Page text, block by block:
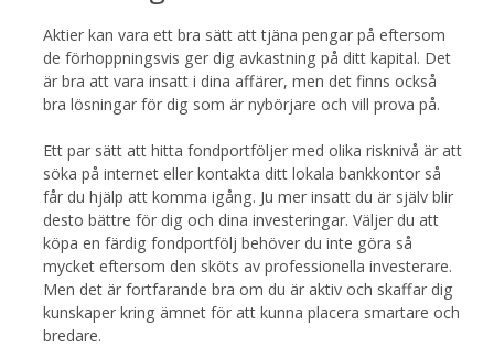
Aktier kan vara ett bra sätt att tjäna pengar på eftersom
de förhoppningsvis ger dig avkastning på ditt kapital. Det
är bra att vara insatt i dina affärer, men det finns också
bra lösningar för dig som är nybörjare och vill prova på.
Ett par sätt att hitta fondportföljer med olika risknivå är att
söka på internet eller kontakta ditt lokala bankkontor så
får du hjälp att komma igång. Ju mer insatt du är själv blir
desto bättre för dig och dina investeringar. Väljer du att
köpa en färdig fondportfölj behöver du inte göra så
mycket eftersom den sköts av professionella investerare.
Men det är fortfarande bra om du är aktiv och skaffar dig
kunskaper kring ämnet för att kunna placera smartare och
bredare.